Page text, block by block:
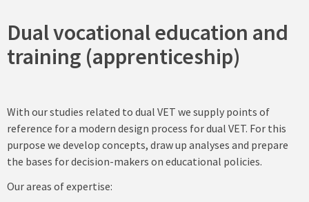
Dual vocational education and
training (apprenticeship)
With our studies related to dual VET we supply points of
reference for a modern design process for dual VET. For this
purpose we develop concepts, draw up analyses and prepare
the bases for decision-makers on educational policies.
Our areas of expertise: